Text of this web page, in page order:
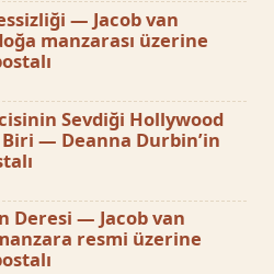
— Jacob van
manzarası üzerine
Sevdiği Hollywood
— Deanna Durbin’in
Deresi — Jacob van
resmi üzerine